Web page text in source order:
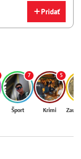
Pridať
7
Šport
5
Krimi